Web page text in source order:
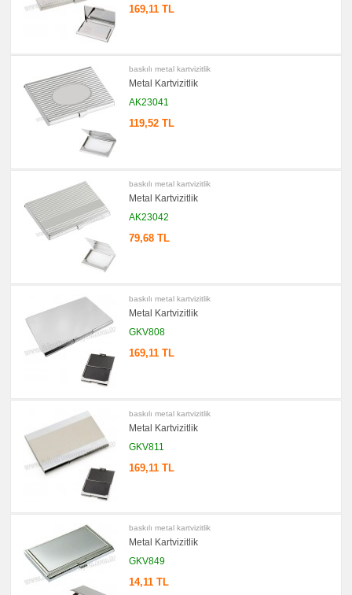
169,11 TL
baskılı metal kartvizitlik
Metal Kartvizitlik
AK23041
119,52 TL
baskılı metal kartvizitlik
Metal Kartvizitlik
AK23042
79,68 TL
baskılı metal kartvizitlik
Metal Kartvizitlik
GKV808
169,11 TL
baskılı metal kartvizitlik
Metal Kartvizitlik
GKV811
169,11 TL
baskılı metal kartvizitlik
Metal Kartvizitlik
GKV849
14,11 TL
Kartvizitlik
Kartvizitlik
promosyon
Tüm
Ürünleri
Gör
promosyon
Organizer
promosyon
Matara
&
Termos
&
Ürünler
promosyon
Hesap
Manikür
promosyon
Şerit
&
Feneri
promosyon
Çakmak